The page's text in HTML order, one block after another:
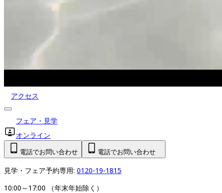
アクセス
フェア・見学
オンライン
電話でお問い合わせ 電話でお問い合わせ
見学・フェア予約専用: 0120-19-1815
10:00～17:00 （年末年始除く）